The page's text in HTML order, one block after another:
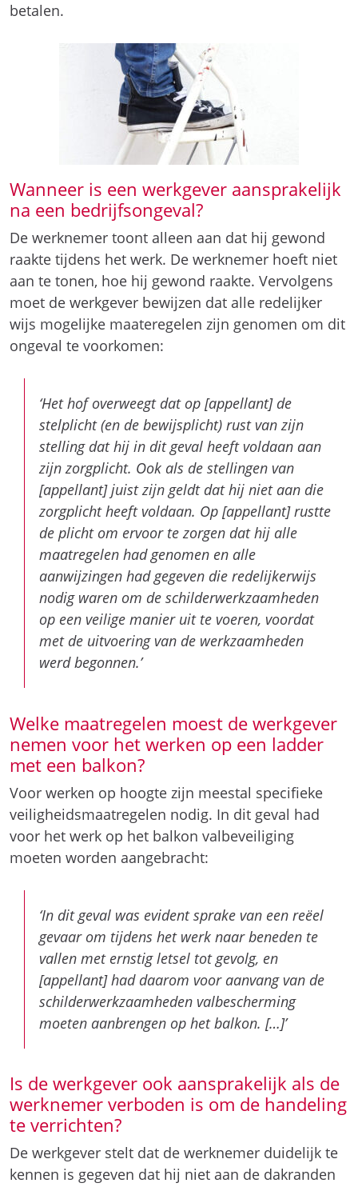
betalen.
Wanneer is een werkgever aansprakelijk
na een bedrijfsongeval?
De werknemer toont alleen aan dat hij gewond
raakte tijdens het werk. De werknemer hoeft niet
aan te tonen, hoe hij gewond raakte. Vervolgens
moet de werkgever bewijzen dat alle redelijker
wijs mogelijke maateregelen zijn genomen om dit
ongeval te voorkomen:
‘Het hof overweegt dat op [appellant] de
stelplicht (en de bewijsplicht) rust van zijn
stelling dat hij in dit geval heeft voldaan aan
zijn zorgplicht. Ook als de stellingen van
[appellant] juist zijn geldt dat hij niet aan die
zorgplicht heeft voldaan. Op [appellant] rustte
de plicht om ervoor te zorgen dat hij alle
maatregelen had genomen en alle
aanwijzingen had gegeven die redelijkerwijs
nodig waren om de schilderwerkzaamheden
op een veilige manier uit te voeren, voordat
met de uitvoering van de werkzaamheden
werd begonnen.’
Welke maatregelen moest de werkgever
nemen voor het werken op een ladder
met een balkon?
Voor werken op hoogte zijn meestal specifieke
veiligheidsmaatregelen nodig. In dit geval had
voor het werk op het balkon valbeveiliging
moeten worden aangebracht:
‘In dit geval was evident sprake van een reëel
gevaar om tijdens het werk naar beneden te
vallen met ernstig letsel tot gevolg, en
[appellant] had daarom voor aanvang van de
schilderwerkzaamheden valbescherming
moeten aanbrengen op het balkon. […]’
Is de werkgever ook aansprakelijk als de
werknemer verboden is om de handeling
te verrichten?
De werkgever stelt dat de werknemer duidelijk te
kennen is gegeven dat hij niet aan de dakranden